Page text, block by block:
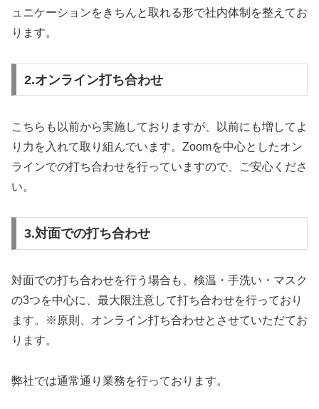
ュニケーションをきちんと取れる形で社内体制を整えてお
ります。
2.オンライン打ち合わせ
こちらも以前から実施しておりますが、以前にも増してよ
り力を入れて取り組んでいます。Zoomを中心としたオン
ラインでの打ち合わせを行っていますので、ご安心くださ
い。
3.対面での打ち合わせ
対面での打ち合わせを行う場合も、検温・手洗い・マスク
の3つを中心に、最大限注意して打ち合わせを行っており
ます。※原則、オンライン打ち合わせとさせていただてお
ります。
弊社では通常通り業務を行っております。